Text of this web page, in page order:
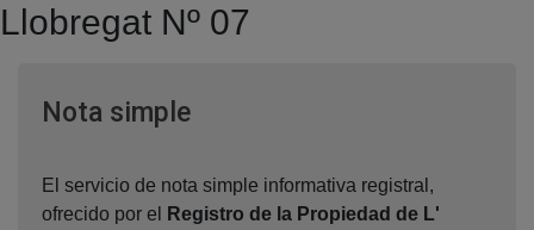
Llobregat Nº 07
Nota simpleVentana nueva
El servicio de nota simple informativa registral,
ofrecido por el
Registro de la Propiedad de L'